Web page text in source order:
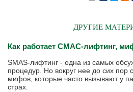
ДРУГИЕ
Как работает СМАС-лифтинг,
SMAS-лифтинг - одна из самых
процедур. Но вокруг нее до сих пор
мифов, которые часто вызывают у
страх.